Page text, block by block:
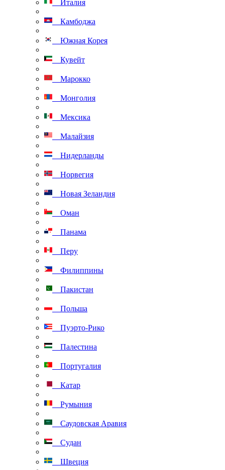
Италия
Камбоджа
Южная Корея
Кувейт
Марокко
Монголия
Мексика
Малайзия
Нидерланды
Норвегия
Новая Зеландия
Оман
Панама
Перу
Филиппины
Пакистан
Польша
Пуэрто-Рико
Палестина
Португалия
Катар
Румыния
Саудовская Аравия
Судан
Швеция